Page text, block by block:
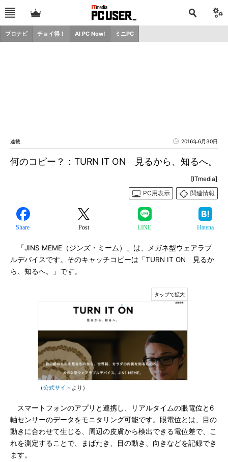
プロナビ チョイ得！ AI PC Now! ミニPC
連載 2016年6月30日
何のコピー？：TURN IT ON 見るから、知るへ。
[ITmedia]
PC用表示
関連情報
Share Post LINE Hatena
「JINS MEME（ジンズ・ミーム）」は、メガネ型ウェアラブ
ルデバイスです。そのキャッチコピーは「TURN IT ON 見るか
ら、知るへ。」です。
（公式サイト より）
スマートフォンのアプリと連携し、リアルタイムの眼電位と6
軸センサーのデータをモニタリング可能です。眼電位とは、目の
動きに合わせて生じる、周辺の皮膚から検出できる電位差で、こ
れを測定することで、まばたき、目の動き、向きなどを記録でき
ます。